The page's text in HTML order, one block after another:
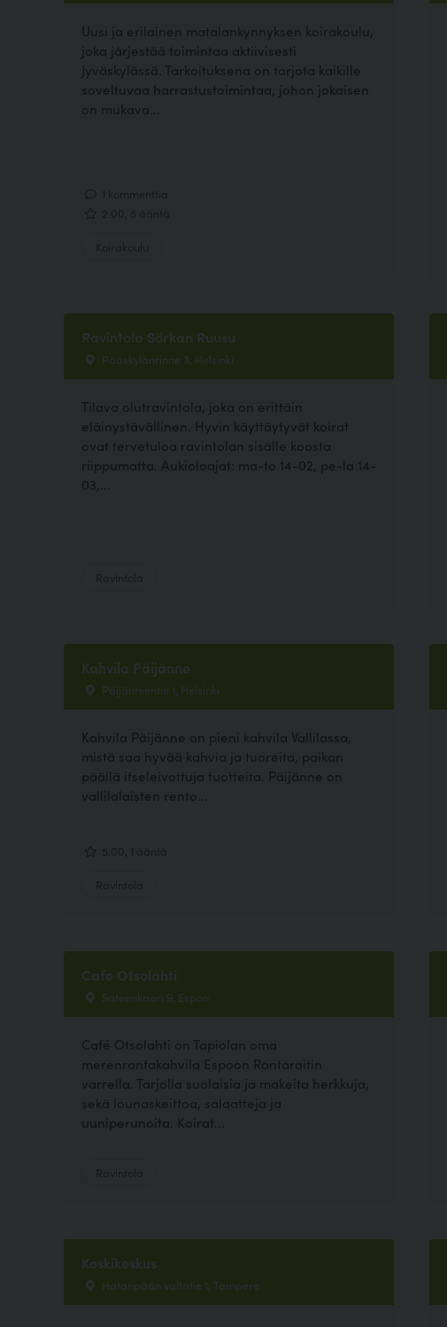
Uusi ja erilainen matalankynnyksen koirakoulu,
joka järjestää toimintaa aktiivisesti
Jyväskylässä. Tarkoituksena on tarjota kaikille
soveltuvaa harrastustoimintaa, johon jokaisen
on mukava...
Ravintola Sörkan Ruusu
Pääskylänrinne 3, Helsinki
Tilava olutravintola, joka on erittäin
eläinystävällinen. Hyvin käyttäytyvät koirat
ovat tervetuloa ravintolan sisälle koosta
riippumatta. Aukioloajat: ma-to 14-02, pe-la 14-
03,...
Kahvila Päijänne
Päijänteentie 1, Helsinki
Kahvila Päijänne on pieni kahvila Vallilassa,
mistä saa hyvää kahvia ja tuoreita, paikan
päällä itseleivottuja tuotteita. Päijänne on
vallilalaisten rento...
Cafe Otsolahti
Sateenkaari 9, Espoo
Café Otsolahti on Tapiolan oma
merenrantakahvila Espoon Rantaraitin
varrella. Tarjolla suolaisia ja makeita herkkuja,
sekä lounaskeittoa, salaatteja ja
uuniperunoita. Koirat...
Koskikeskus
Hatanpään valtatie 1, Tampere